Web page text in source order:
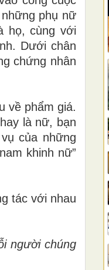
phụ nữ
họ, cùng với
Dưới chân
chứng nhân
về phẩm giá.
là nữ, bạn
của những
khinh nữ”
tác với nhau
người chúng